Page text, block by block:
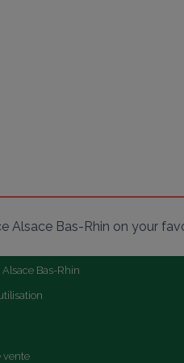
Alsace Bas-Rhin on your
Bas-Rhin
vente